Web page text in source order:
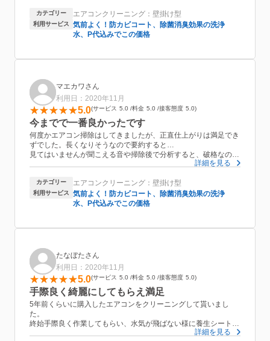
カテゴリー エアコンクリーニング：壁掛け型
利用サービス
気前よく！防カビコート、除菌消臭効果の洗浄
水、P代込みでこの価格
マエカワさん
利用日：2020年11月
5.0 サービス 5.0 料金 5.0 接客態度 5.0
今までで一番良かったです
何度かエアコン掃除はしてきましたが、正直仕上がりは満足でき
ずでした。長くなりそうなので要約すると…
見てはいませんが聞こえる音や掃除後で分析すると、破格なのに
とても丁寧で汚れはNo.1取ってもらったと思いますし、別料金が
(音)ようでした。
(正直防かびスプレーなんて言っても素人からしたらわかりませ
んしふつうにカビ生えます。(経験談)
詳細を見る
カテゴリー エアコンクリーニング：壁掛け型
利用サービス
気前よく！防カビコート、除菌消臭効果の洗浄
水、P代込みでこの価格
たなぼたさん
利用日：2020年11月
5.0 サービス 5.0 料金 5.0 接客態度 5.0
手際良く綺麗にしてもらえ満足
5年前くらいに購入したエアコンをクリーニングして貰いまし
た。
終始手際良く作業してもらい、水気が飛ばない様に養生シートも
詳細を見る